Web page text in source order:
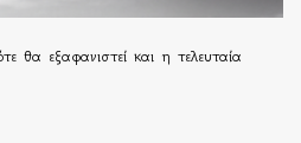
θα εξαφανιστεί και η τελευταία